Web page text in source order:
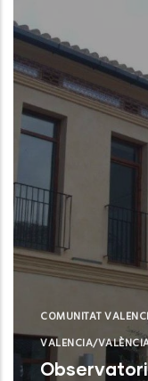
COMUNITAT
VALENCIA/